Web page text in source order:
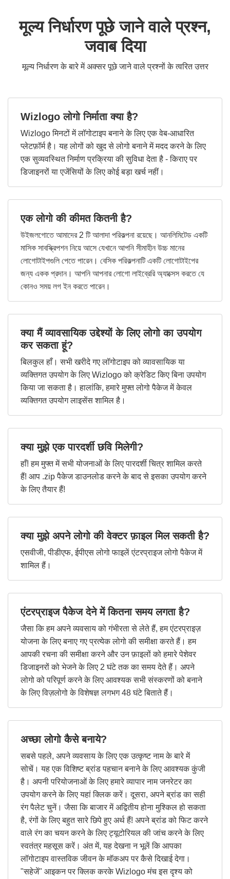
मूल्य निर्धारण पूछे जाने वाले प्रश्न,
जवाब दिया
मूल्य निर्धारण के बारे में अक्सर पूछे जाने वाले प्रश्नों के त्वरित उत्तर
Wizlogo लोगो निर्माता क्या है?
Wizlogo मिनटों में लॉगोटाइप बनाने के लिए एक वेब-आधारित
प्लेटफ़ॉर्म है। यह लोगों को खुद से लोगो बनाने में मदद करने के लिए
एक सुव्यवस्थित निर्माण प्रक्रिया की सुविधा देता है - किराए पर
डिजाइनरों या एजेंसियों के लिए कोई बड़ा खर्च नहीं।
एक लोगो की कीमत कितनी है?
উইজলগোতে আমাদের 2 টি আলাদা পরিকল্পনা রয়েছে। আনলিমিটেড একটি
মাসিক সাবস্ক্রিপশন নিয়ে আসে যেখানে আপনি সীমাহীন উচ্চ মানের
লোগোটাইপগুলি পেতে পারেন। বেসিক পরিকল্পনাটি একটি লোগোটাইপের
জন্য একক প্রদান। আপনি আপনার লোগো লাইব্রেরি অ্যাক্সেস করতে যে
কোনও সময় লগ ইন করতে পারেন।
क्या मैं व्यावसायिक उद्देश्यों के लिए लोगो का उपयोग
कर सकता हूं?
बिलकुल हाँ। सभी खरीदे गए लॉगोटाइप को व्यावसायिक या
व्यक्तिगत उपयोग के लिए Wizlogo को क्रेडिट किए बिना उपयोग
किया जा सकता है। हालांकि, हमारे मुफ्त लोगो पैकेज में केवल
व्यक्तिगत उपयोग लाइसेंस शामिल है।
क्या मुझे एक पारदर्शी छवि मिलेगी?
हाँ! हम मुफ्त में सभी योजनाओं के लिए पारदर्शी चित्र शामिल करते
हैं! आप .zip पैकेज डाउनलोड करने के बाद से इसका उपयोग करने
के लिए तैयार हैं!
क्या मुझे अपने लोगो की वेक्टर फ़ाइल मिल सकती है?
एसवीजी, पीडीएफ, ईपीएस लोगो फाइलें एंटरप्राइज लोगो पैकेज में
शामिल हैं।
एंटरप्राइज पैकेज देने में कितना समय लगता है?
जैसा कि हम अपने व्यवसाय को गंभीरता से लेते हैं, हम एंटरप्राइज़
योजना के लिए बनाए गए प्रत्येक लोगो की समीक्षा करते हैं। हम
आपकी रचना की समीक्षा करने और उन फ़ाइलों को हमारे पेशेवर
डिजाइनरों को भेजने के लिए 2 घंटे तक का समय देते हैं। अपने
लोगो को परिपूर्ण करने के लिए आवश्यक सभी संस्करणों को बनाने
के लिए विज़लोगो के विशेषज्ञ लगभग 48 घंटे बिताते हैं।
अच्छा लोगो कैसे बनाये?
सबसे पहले, अपने व्यवसाय के लिए एक उत्कृष्ट नाम के बारे में
सोचें। यह एक विशिष्ट ब्रांड पहचान बनाने के लिए आवश्यक कुंजी
है। अपनी परियोजनाओं के लिए हमारे व्यापार नाम जनरेटर का
उपयोग करने के लिए यहां क्लिक करें। दूसरा, अपने ब्रांड का सही
रंग पैलेट चुनें। जैसा कि बाजार में अद्वितीय होना मुश्किल हो सकता
है, रंगों के लिए बहुत सारे छिपे हुए अर्थ हैं! अपने ब्रांड को फिट करने
वाले रंग का चयन करने के लिए ट्यूटोरियल की जांच करने के लिए
स्वतंत्र महसूस करें। अंत में, यह देखना न भूलें कि आपका
लॉगोटाइप वास्तविक जीवन के मॉकअप पर कैसे दिखाई देगा।
"सहेजें" आइकन पर क्लिक करके Wizlogo मंच इस दृश्य को